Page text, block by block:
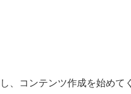
コンテンツ作成を始めて